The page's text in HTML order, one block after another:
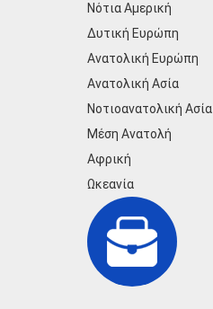
Νότια Αμερική
Δυτική Ευρώπη
Ανατολική Ευρώπη
Ανατολική Ασία
Νοτιοανατολική Ασία
Μέση Ανατολή
Αφρική
Ωκεανία